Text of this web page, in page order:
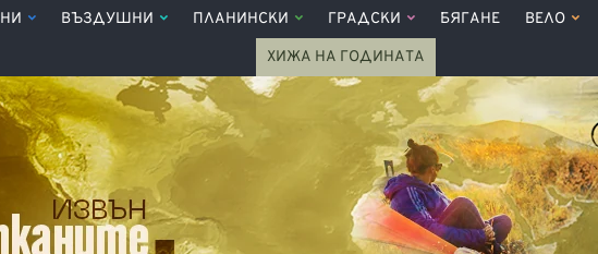
ВЪЗДУШНИ ПЛАНИНСКИ ГРАДСКИ БЯГАНЕ ВЕЛО
ХИЖА НА ГОДИНАТА